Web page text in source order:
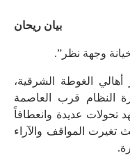
بيان ريحان
وجهة نظر”.
الغوطة الشرقية،
النظام قرب العاصمة
تحولات عديدة وانعطافاً
تغيرت المواقف والآراء